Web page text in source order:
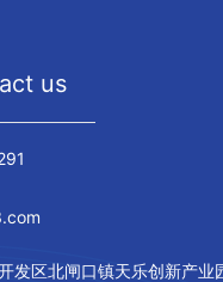
us
发区北闸口镇天乐创新产业